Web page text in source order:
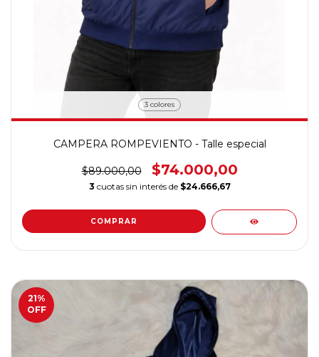
3 colores
CAMPERA ROMPEVIENTO - Talle especial
$89.000,00 $74.000,00
3 cuotas sin interés de $24.666,67
COMPRAR
21%
OFF